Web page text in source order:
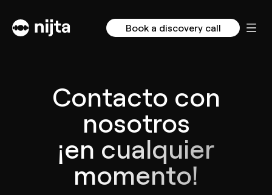
Book a discovery call
Contacto con
nosotros
¡en cualquier
momento!